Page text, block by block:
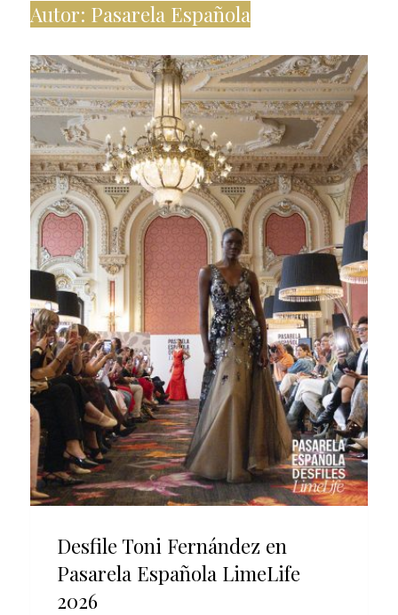
Autor: Pasarela Española
Desfile Toni Fernández en
Pasarela Española LimeLife
2026